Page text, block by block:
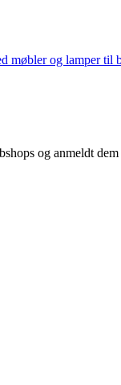
møbler og lamper
og anmeldt